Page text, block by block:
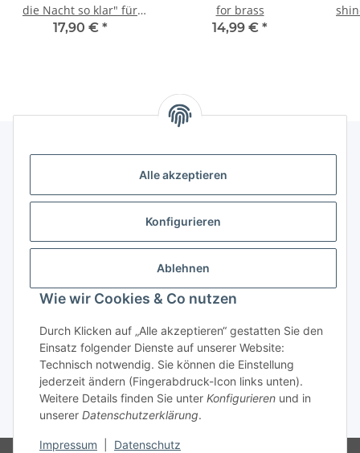
Alle akzeptieren
Konfigurieren
Ablehnen
Wie wir Cookies & Co nutzen
Durch Klicken auf „Alle akzeptieren“ gestatten Sie den
Einsatz folgender Dienste auf unserer Website:
Technisch notwendig. Sie können die Einstellung
jederzeit ändern (Fingerabdruck-Icon links unten).
Weitere Details finden Sie unter Konfigurieren und in
unserer Datenschutzerklärung.
Impressum Datenschutz
die Nacht so klar" für
sinfonisches
17,90 € *
for brass
14,99 € *
genesis musikverlag Christian Sprenger
34630 Gilserberg
E-Mail:anne.weckesser@genesis-musikverlag.de
Informationen
Gesetzliche Informationen
* Alle Preise inkl. gesetzlicher USt., zzgl.Versand